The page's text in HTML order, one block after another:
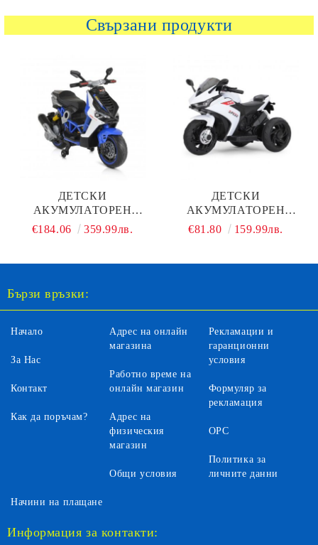
Свързани продукти
ДЕТСКИ
АКУМУЛАТОРЕН
МОТОР RIMINI V6RR
€184.06 359.99лв.
ДЕТСКИ
АКУМУЛАТОРЕН
МОТОР HURRICANE
€81.80 159.99лв.
Бързи връзки:
Начало
За Нас
Контакт
Как да поръчам?
Адрес на онлайн
магазина
Работно време на
онлайн магазин
Адрес на
физическия
магазин
Общи условия
Рекламации и
гаранционни
условия
Формуляр за
рекламация
ОРС
Политика за
личните данни
Начини на плащане
Информация за контакти: